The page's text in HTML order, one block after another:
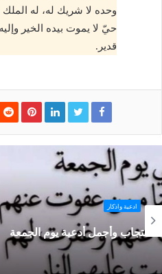
وحده لا شريك له، له
حيّ لا يموت بيده الخير
قدير.
ادعية
دعاء صباح الجمعه